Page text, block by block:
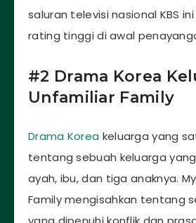
saluran televisi nasional KBS
rating tinggi di awal
#2 Drama Korea
Unfamiliar Family
Drama Korea keluarga yang
tentang sebuah keluarga
ayah, ibu, dan tiga anaknya.
Family mengisahkan tentang